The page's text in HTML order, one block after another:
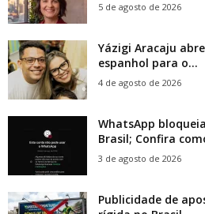
5 de agosto de 2026
Yázigi Aracaju
espanhol para o...
4 de agosto de 2026
WhatsApp
Brasil; Confira
3 de agosto de 2026
Publicidade de